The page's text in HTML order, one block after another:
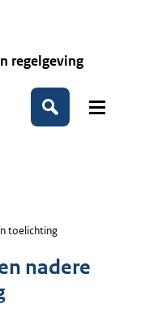
regelgeving
Zoeken
toelichting
nadere